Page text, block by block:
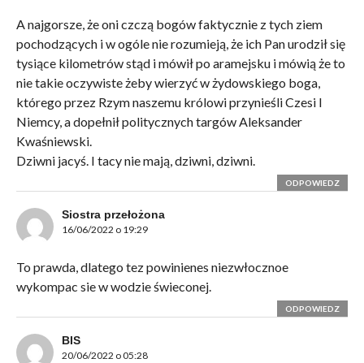
A najgorsze, że oni czczą bogów faktycznie z tych ziem
pochodzących i w ogóle nie rozumieją, że ich Pan urodził się
tysiące kilometrów stąd i mówił po aramejsku i mówią że to
nie takie oczywiste żeby wierzyć w żydowskiego boga,
którego przez Rzym naszemu królowi przynieśli Czesi I
Niemcy, a dopełnił politycznych targów Aleksander
Kwaśniewski.
Dziwni jacyś. I tacy nie mają, dziwni, dziwni.
ODPOWIEDZ
Siostra przełożona
16/06/2022 o 19:29
To prawda, dlatego tez powinienes niezwłocznoe
wykompac sie w wodzie świeconej.
ODPOWIEDZ
BIS
20/06/2022 o 05:28